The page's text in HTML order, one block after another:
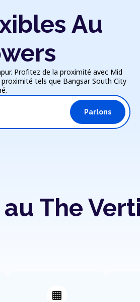
Au
Profitez de la proximité avec Mid
tels que Bangsar South City
Parlons
The
background_grid_small